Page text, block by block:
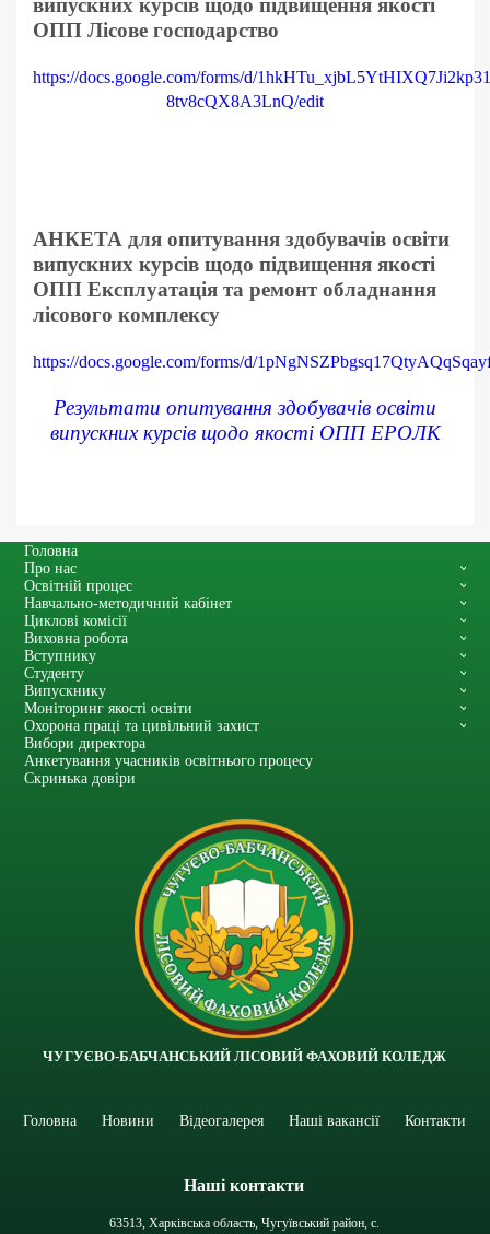
випускних курсів щодо підвищення якості
ОПП Лісове господарство
https://docs.google.com/forms/d/
8tv8cQX8A3LnQ/edit
АНКЕТА для опитування здобувачів освіти
випускних курсів щодо підвищення якості
ОПП Експлуатація та ремонт обладнання
лісового комплексу
https://docs.google.com/forms/d/
Результати опитування здобувачів освіти
випускних курсів щодо якості ОПП ЕРОЛК
Головна
Про нас
Освітній процес
Навчально-методичний кабінет
Циклові комісії
Виховна робота
Вступнику
Студенту
Випускнику
Моніторинг якості освіти
Охорона праці та цивільний захист
Вибори директора
Анкетування учасників освітнього процесу
Скринька довіри
ЧУГУЄВО-БАБЧАНСЬКИЙ ЛІСОВИЙ ФАХОВИЙ КОЛЕДЖ
Головна Новини Відеогалерея Наші вакансії Контакти
Наші контакти
63513, Харківська область, Чугуївський район, с.